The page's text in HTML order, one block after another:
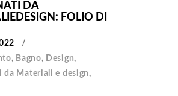
DA
FOLIO DI
, Bagno, Design,
da Materiali e design,